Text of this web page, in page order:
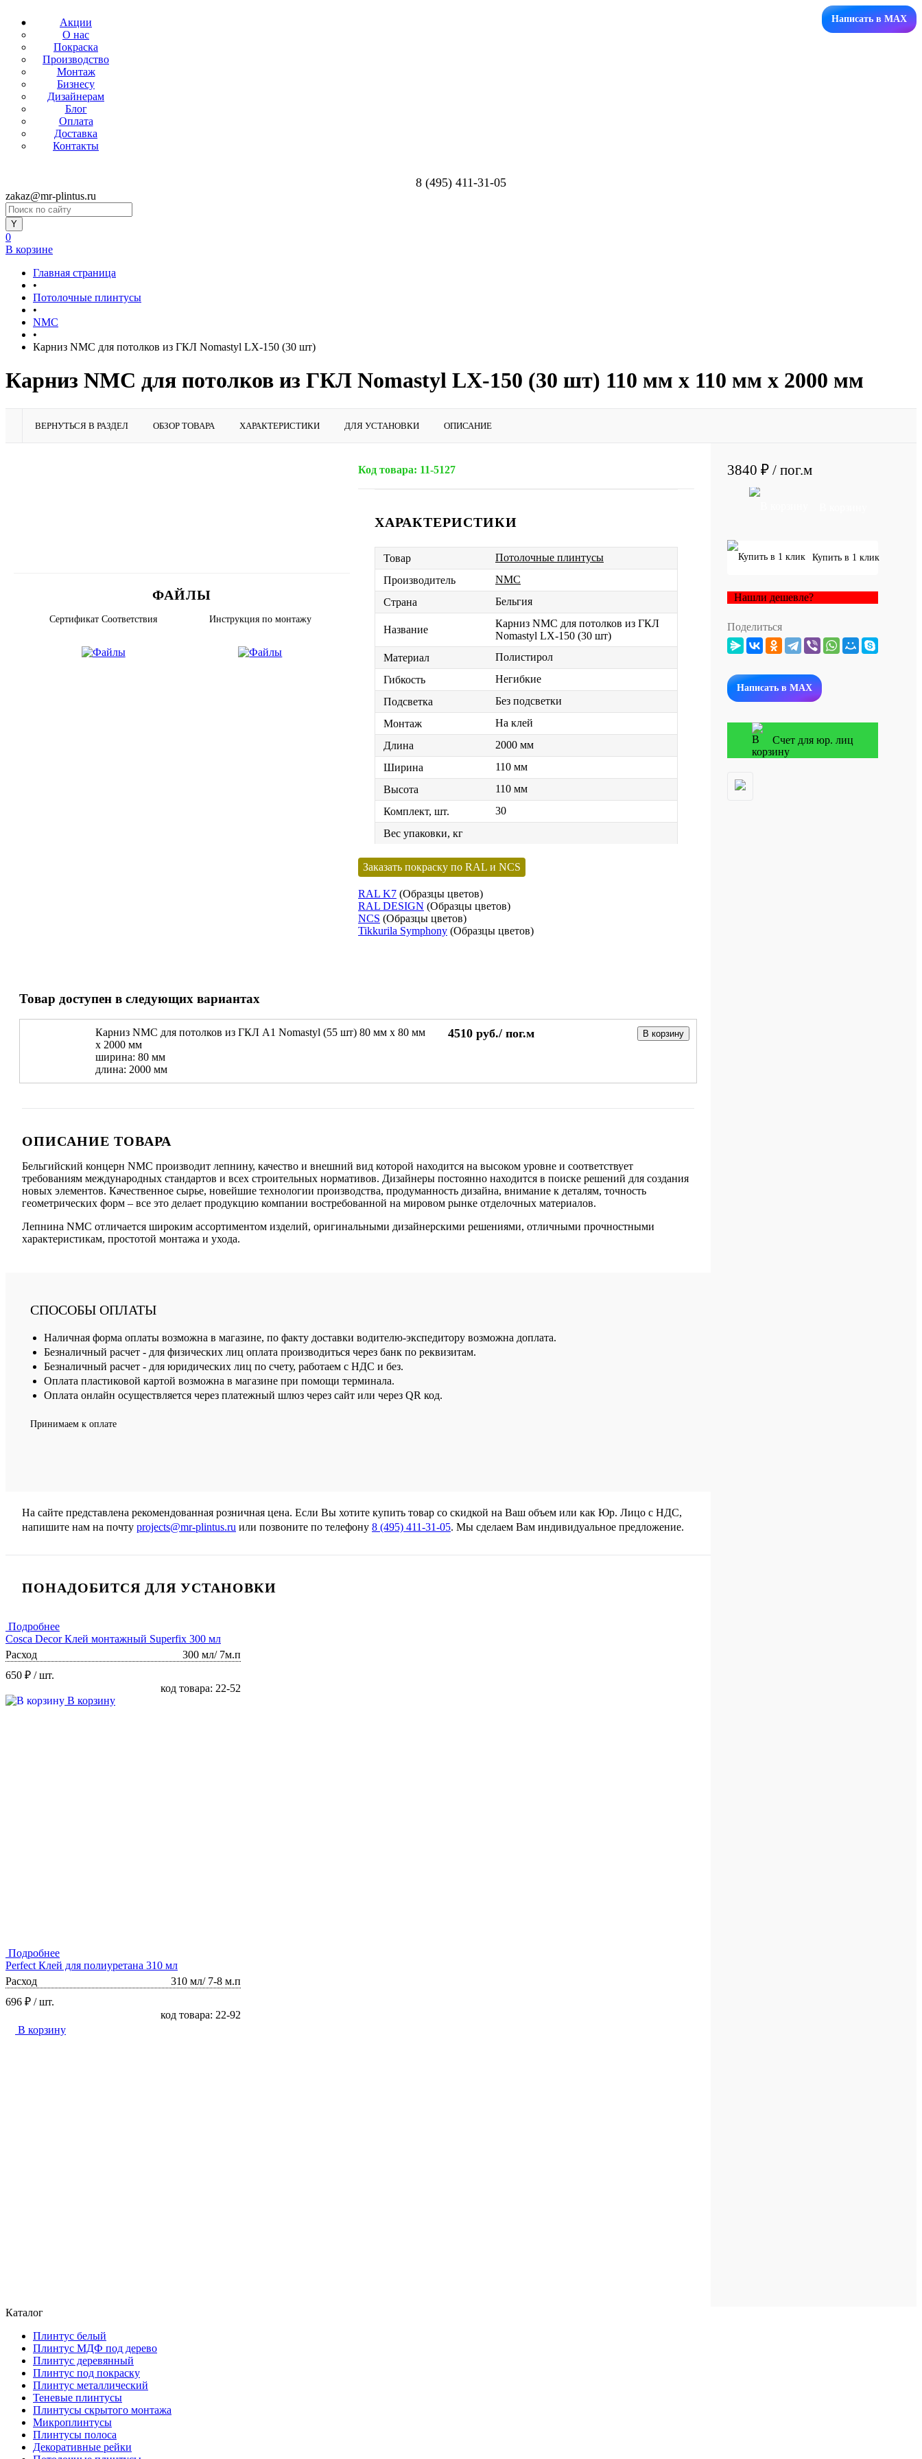
Акции
О нас
Покраска
Производство
Монтаж
Бизнесу
Дизайнерам
Блог
Оплата
Доставка
Контакты
Написать в MAX
8 (495) 411-31-05
zakaz@mr-plintus.ru
0
В корзине
Главная страница
•
Потолочные плинтусы
•
NMC
•
Карниз NMC для потолков из ГКЛ Nomastyl LX-150 (30 шт)
Карниз NMC для потолков из ГКЛ Nomastyl LX-150 (30 шт) 110 мм х 110 мм х 2000 мм
ВЕРНУТЬСЯ В РАЗДЕЛ ОБЗОР ТОВАРА ХАРАКТЕРИСТИКИ ДЛЯ УСТАНОВКИ ОПИСАНИЕ
ФАЙЛЫ
Сертификат Соответствия Инструкция по монтажу
Код товара: 11-5127
ХАРАКТЕРИСТИКИ
Товар
Потолочные плинтусы
Производитель
NMC
Страна
Бельгия
Название
Карниз NMC для потолков из ГКЛ
Nomastyl LX-150 (30 шт)
Материал
Полистирол
Гибкость
Негибкие
Подсветка
Без подсветки
Монтаж
На клей
Длина
2000 мм
Ширина
110 мм
Высота
110 мм
Комплект, шт.
30
Вес упаковки, кг
Заказать покраску по RAL и NCS
RAL K7 (Образцы цветов)
RAL DESIGN (Образцы цветов)
NCS (Образцы цветов)
Tikkurila Symphony (Образцы цветов)
Товар доступен в следующих вариантах
Карниз NMC для потолков из ГКЛ A1 Nomastyl (55 шт) 80 мм х 80 мм
х 2000 мм
ширина: 80 мм
длина: 2000 мм
4510 руб./ пог.м В корзину
ОПИСАНИЕ ТОВАРА
Бельгийский концерн NMC производит лепнину, качество и внешний вид которой находится на высоком уровне и соответствует
требованиям международных стандартов и всех строительных нормативов. Дизайнеры постоянно находится в поиске решений для создания
новых элементов. Качественное сырье, новейшие технологии производства, продуманность дизайна, внимание к деталям, точность
геометрических форм – все это делает продукцию компании востребованной на мировом рынке отделочных материалов.
Лепнина NMC отличается широким ассортиментом изделий, оригинальными дизайнерскими решениями, отличными прочностными
характеристикам, простотой монтажа и ухода.
СПОСОБЫ ОПЛАТЫ
Наличная форма оплаты возможна в магазине, по факту доставки водителю-экспедитору возможна доплата.
Безналичный расчет - для физических лиц оплата производиться через банк по реквизитам.
Безналичный расчет - для юридических лиц по счету, работаем с НДС и без.
Оплата пластиковой картой возможна в магазине при помощи терминала.
Оплата онлайн осуществляется через платежный шлюз через сайт или через QR код.
Принимаем к оплате
На сайте представлена рекомендованная розничная цена. Если Вы хотите купить товар со скидкой на Ваш объем или как Юр. Лицо с НДС,
напишите нам на почту projects@mr-plintus.ru или позвоните по телефону 8 (495) 411-31-05. Мы сделаем Вам индивидуальное предложение.
ПОНАДОБИТСЯ ДЛЯ УСТАНОВКИ
Подробнее
Cosca Decor Клей монтажный Superfix 300 мл
Расход
300 мл/ 7м.п
650 ₽ / шт.
код товара: 22-52
В корзину
Подробнее
Perfect Клей для полиуретана 310 мл
Расход
310 мл/ 7-8 м.п
696 ₽ / шт.
код товара: 22-92
В корзину
3840 ₽ / пог.м
Купить в 1 клик
Нашли дешевле?
Поделиться
Написать в MAX
Счет для юр. лиц
Каталог
Плинтус белый
Плинтус МДФ под дерево
Плинтус деревянный
Плинтус под покраску
Плинтус металлический
Теневые плинтусы
Плинтусы скрытого монтажа
Микроплинтусы
Плинтусы полоса
Декоративные рейки